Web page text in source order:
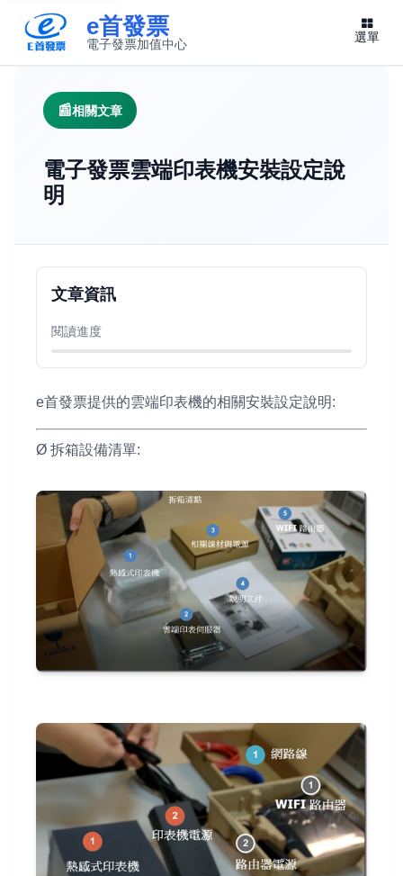
e首發票
電子發票加值中心 選單
相關文章
電子發票雲端印表機安裝設定說
明
e首發票提供的雲端印表機的相關安裝設定說明:
Ø 拆箱設備清單:
文章資訊
閱讀進度